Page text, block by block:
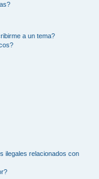
a un tema?
ilegales relacionados con